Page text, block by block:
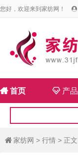
您好，欢迎来到家纺网！ 
首页 产品
 家纺网 > 行情 > 正文